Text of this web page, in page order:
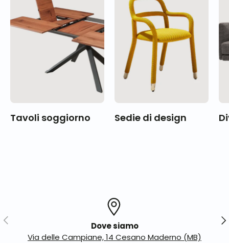
Tavoli soggiorno Sedie di design
Indietro
Dove siamo
Via delle Campiane, 14 Cesano Maderno (MB)